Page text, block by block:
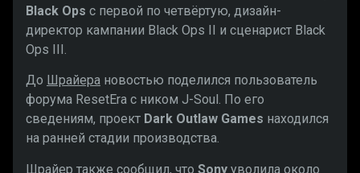
Black Ops с первой по четвёртую, дизайн-
директор кампании Black Ops II и сценарист Black
Ops III.
До Шрайера новостью поделился пользователь
форума ResetEra с ником J-Soul. По его
сведениям, проект Dark Outlaw Games находился
на ранней стадии производства.
Шрайер также сообщил, что Sony уволила около